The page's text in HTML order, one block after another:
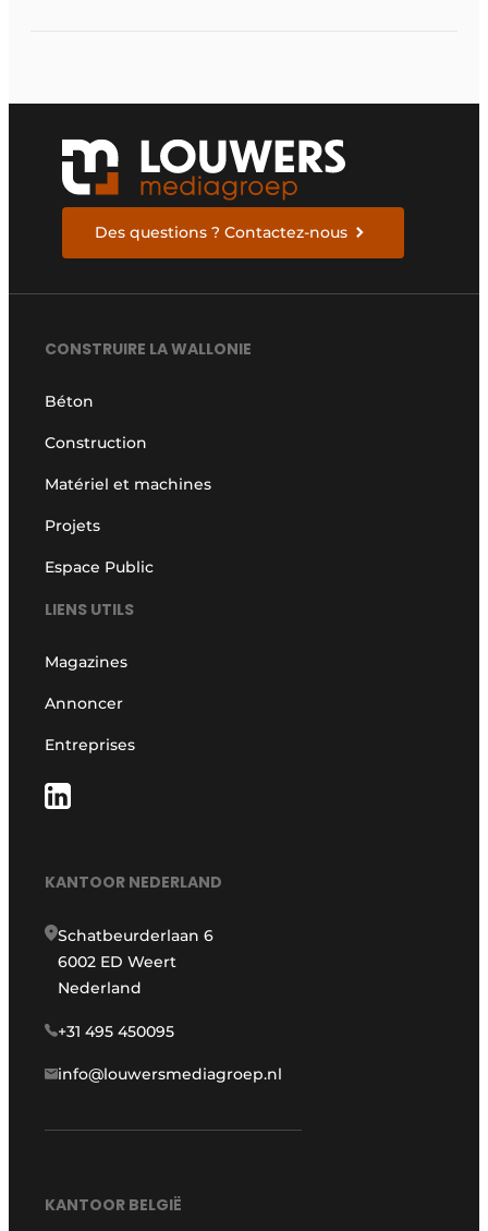
Des questions ? Contactez-nous
CONSTRUIRE LA WALLONIE
Béton
Construction
Matériel et machines
Projets
Espace Public
LIENS UTILS
Magazines
Annoncer
Entreprises
KANTOOR NEDERLAND
Schatbeurderlaan 6
6002 ED Weert
Nederland
+31 495 450095
info@louwersmediagroep.nl
KANTOOR BELGIË